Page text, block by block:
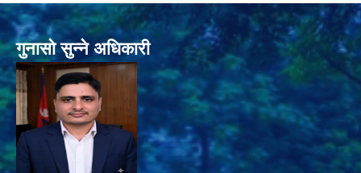
गुनासो सुन्ने अधिकारी